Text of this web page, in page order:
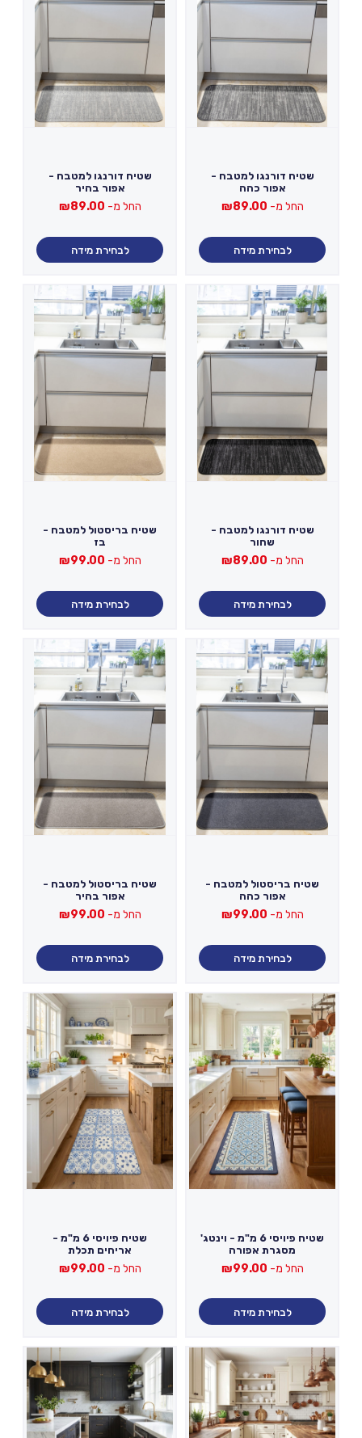
שטיח דורנגו למטבח -
אפור כהה
החל מ- ₪89.00
לבחירת מידה
שטיח דורנגו למטבח -
אפור בהיר
החל מ- ₪89.00
לבחירת מידה
שטיח דורנגו למטבח -
שחור
החל מ- ₪89.00
לבחירת מידה
שטיח בריסטול למטבח -
בז
החל מ- ₪99.00
לבחירת מידה
שטיח בריסטול למטבח -
אפור כהה
החל מ- ₪99.00
לבחירת מידה
שטיח בריסטול למטבח -
אפור בהיר
החל מ- ₪99.00
לבחירת מידה
שטיח פיויסי 6 מ"מ - וינטג'
מסגרת אפורה
החל מ- ₪99.00
לבחירת מידה
שטיח פיויסי 6 מ"מ -
אריחים תכלת
החל מ- ₪99.00
לבחירת מידה